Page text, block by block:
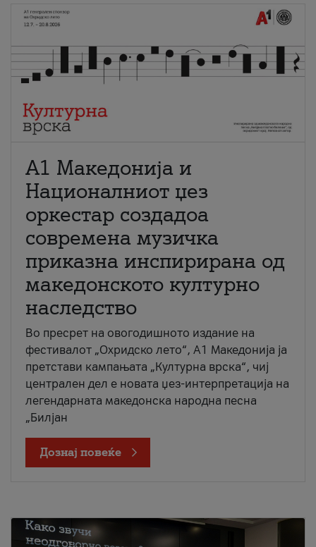
А1 Македонија и
Националниот џез
оркестар создадоа
современа музичка
приказна инспирирана од
македонското културно
наследство
Во пресрет на овогодишното издание на
фестивалот „Охридско лето“, А1 Македонија ја
претстави кампањата „Културна врска“, чиј
централен дел е новата џез-интерпретација на
легендарната македонска народна песна
„Билјан
Дознај повеќе